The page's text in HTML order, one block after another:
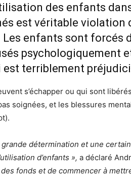
des enfants
est véritable violation
Les enfants sont forcés
psychologiquement
est terriblement
s’échapper ou qui sont
soignées, et les blessures
grande détermination et une
d’enfants », a déclaré
des fonds et de commencer à